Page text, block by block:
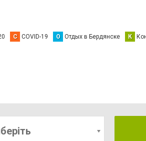
C COVID-19 О Отдых в Бердянске К